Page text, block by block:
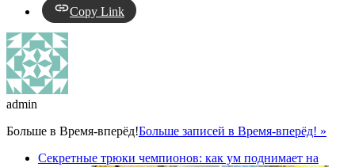
Copy Link
admin
Больше в Время-вперёд!Больше записей в Время-вперёд! »
Секретные трюки чемпионов: как ум поднимает на